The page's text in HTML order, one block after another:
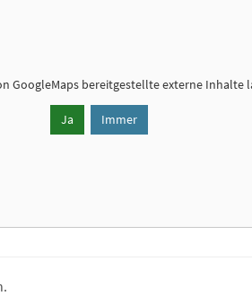
GoogleMaps bereitgestellte externe Inhalte
Ja Immer